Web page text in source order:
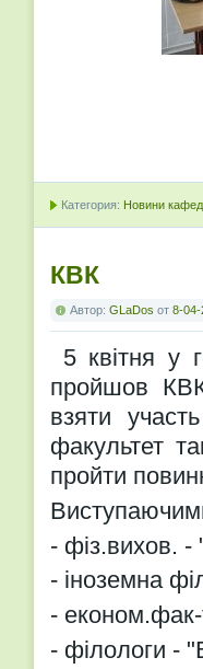
Категория: Новини
КВК
Автор: GLaDos от 8-04-
5 квітня у
пройшов
взяти
факультет
пройти
- фіз.вихов.
- іноземна
-
- філологи -